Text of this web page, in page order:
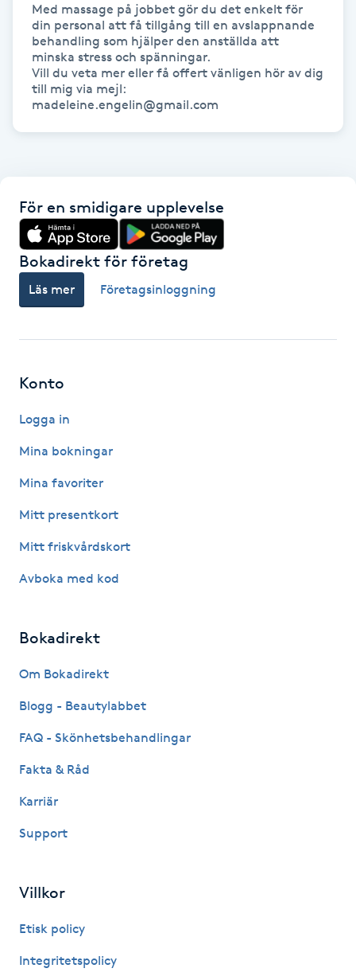
Gelenaglar
Gellack
Gellack med förstärkning
Gravidyoga
Gruppträning
Gua Sha-massage
Healing
HIFU
Hollywood Peel
Hot Stone Massage
Hot yoga
Huduppstramning
Hudvård
Hyperhidros
Med massage på jobbet gör du det enkelt för
din personal att få tillgång till en avslappnande
behandling som hjälper den anställda att
minska stress och spänningar.
Vill du veta mer eller få offert vänligen hör av dig
till mig via mejl:
madeleine.engelin@gmail.com
För en smidigare upplevelse
Bokadirekt för företag
Läs mer Företagsinloggning
Konto
Logga in
Mina bokningar
Mina favoriter
Mitt presentkort
Mitt friskvårdskort
Avboka med kod
Bokadirekt
Om Bokadirekt
Blogg - Beautylabbet
FAQ - Skönhetsbehandlingar
Fakta & Råd
Karriär
Support
Villkor
Etisk policy
Integritetspolicy